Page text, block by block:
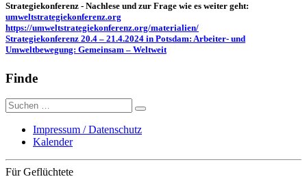
Strategiekonferenz - Nachlese und zur Frage wie es weiter geht:
umweltstrategiekonferenz.org
https://umweltstrategiekonferenz.org/materialien/
Strategiekonferenz 20.4 – 21.4.2024 in Potsdam: Arbeiter- und
Umweltbewegung: Gemeinsam – Weltweit
Finde
Suche
nach:
Impressum / Datenschutz
Kalender
Für Geflüchtete